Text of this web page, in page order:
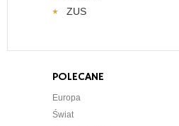
ZUS
POLECANE
Europa
Świat